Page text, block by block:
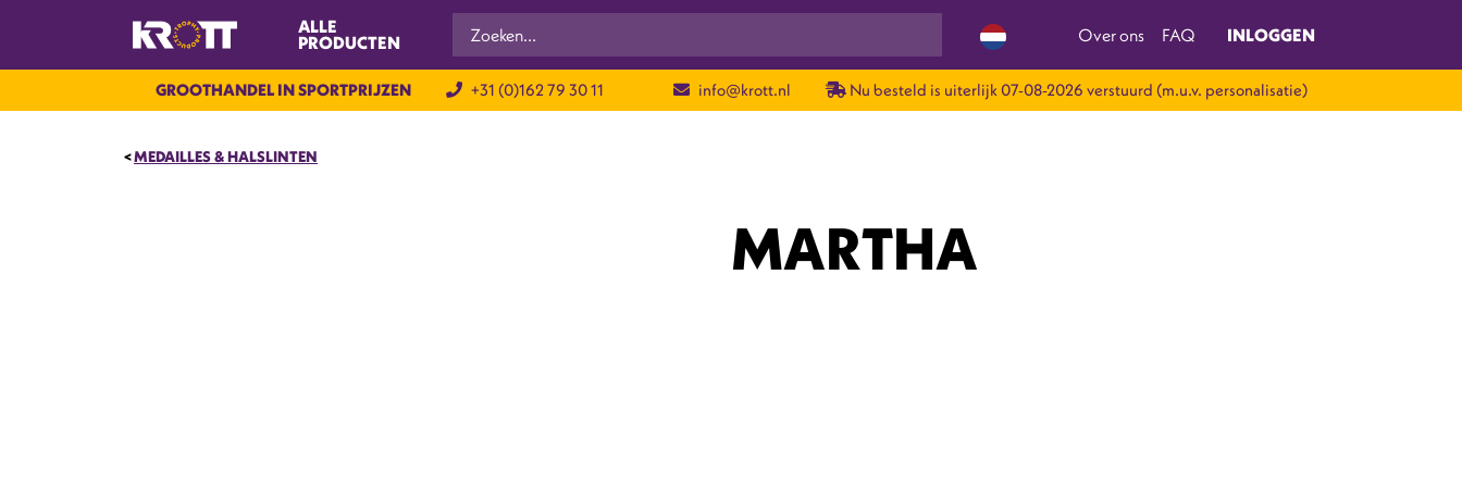
ALLE
PRODUCTEN Over ons FAQ INLOGGEN
GROOTHANDEL IN SPORTPRIJZEN +31 (0)162 79 30 11 info@krott.nl Nu besteld is uiterlijk 07-08-2026 verstuurd (m.u.v. personalisatie)
MEDAILLES & HALSLINTEN
MARTHA